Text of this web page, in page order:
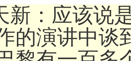
新：应该说
的演讲中谈